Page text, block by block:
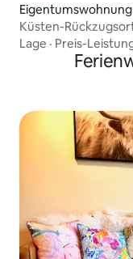
Küsten-
Salem
Lage · Preis-